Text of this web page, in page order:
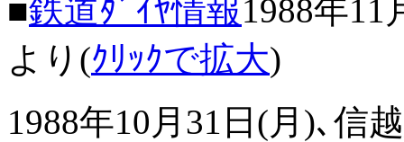
■鉄道ﾀﾞｲﾔ情報1988年11
より(ｸﾘｯｸで拡大)
1988年10月31日(月)､信